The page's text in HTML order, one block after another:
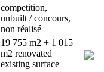
competition,
unbuilt / concours,
non réalisé
19 755 m2 + 1 015
m2 renovated
existing surface